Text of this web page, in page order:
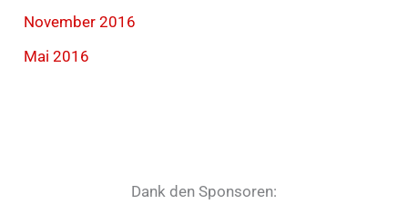
November 2016
Mai 2016
Dank den Sponsoren: